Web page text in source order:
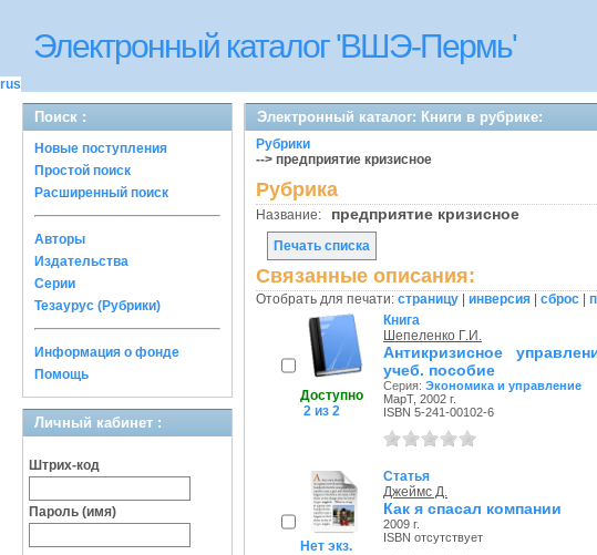
Электронный каталог 'ВШЭ-Пермь'
rus
Поиск :
Новые поступления
Простой поиск
Расширенный поиск
Авторы
Издательства
Серии
Тезаурус (Рубрики)
Информация о фонде
Помощь
Личный кабинет :
Штрих-код
Пароль (имя)
Электронный каталог: Книги в рубрике:
Рубрики
--> предприятие кризисное
Рубрика
Название: предприятие кризисное
Печать списка
Связанные описания:
Отобрать для печати: страницу инверсия сброс
Доступно
2 из 2
Книга
Шепеленко Г.И.
Антикризисное
учеб. пособие
Серия: Экономика и управление
МарТ, 2002 г.
ISBN 5-241-00102-6
Нет экз.
Статья
Джеймс Д.
Как я спасал компании
2009 г.
ISBN отсутствует